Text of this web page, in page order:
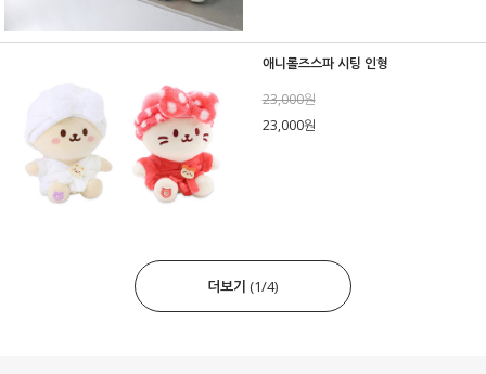
애니롤즈스파 시팅 인형
23,000원
23,000원
더보기 (1/4)